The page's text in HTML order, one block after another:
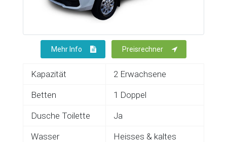
Mehr Info Preisrechner
Kapazität 2 Erwachsene
Betten 1 Doppel
Dusche Toilette Ja
Wasser Heisses & kaltes